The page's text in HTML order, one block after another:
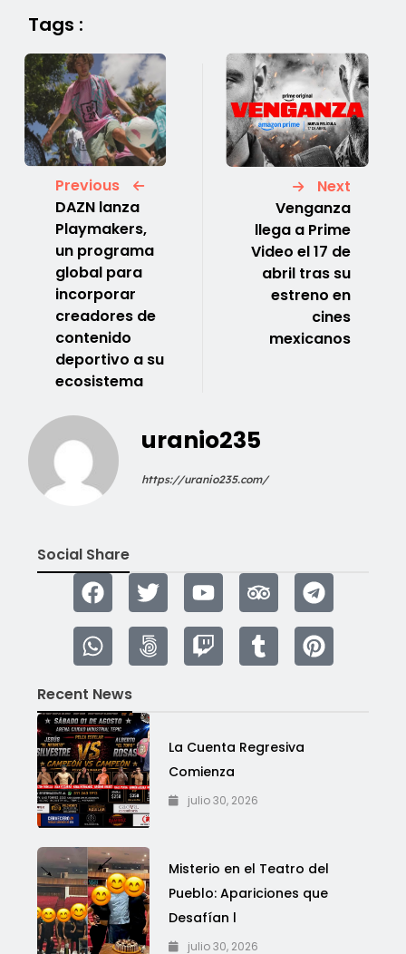
Tags :
Previous
DAZN lanza
Playmakers,
un programa
global para
incorporar
creadores de
contenido
deportivo a su
ecosistema
Next
Venganza
llega a Prime
Video el 17 de
abril tras su
estreno en
cines
mexicanos
uranio235
https://uranio235.com/
Social Share
Recent News
La Cuenta Regresiva
Comienza
julio 30, 2026
Misterio en el Teatro del
Pueblo: Apariciones que
Desafían l
julio 30, 2026